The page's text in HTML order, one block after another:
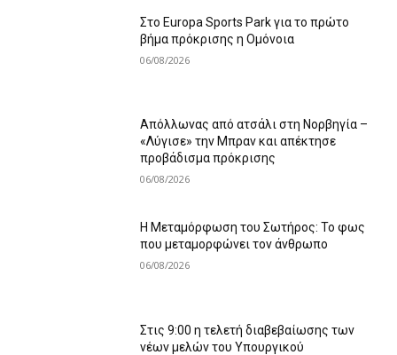
Στο Europa Sports Park για το πρώτο
βήμα πρόκρισης η Ομόνοια
06/08/2026
Απόλλωνας από ατσάλι στη Νορβηγία –
«Λύγισε» την Μπραν και απέκτησε
προβάδισμα πρόκρισης
06/08/2026
Η Μεταμόρφωση του Σωτήρος: Το φως
που μεταμορφώνει τον άνθρωπο
06/08/2026
Στις 9:00 η τελετή διαβεβαίωσης των
νέων μελών του Υπουργικού